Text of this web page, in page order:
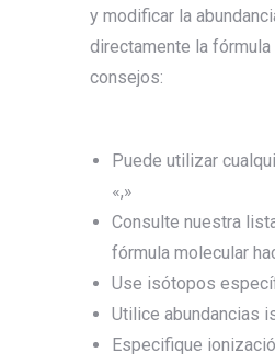
y modificar la
directamente la
consejos:
Puede utilizar
«,»
Consulte nuestra
fórmula molecular
Use isótopos
Utilice abundancias
Especifique